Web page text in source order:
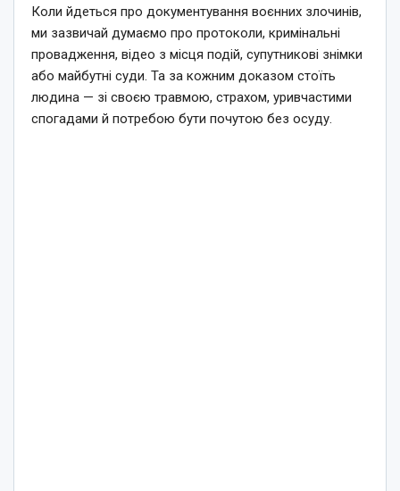
Коли йдеться про документування воєнних злочинів,
ми зазвичай думаємо про протоколи, кримінальні
провадження, відео з місця подій, супутникові знімки
або майбутні суди. Та за кожним доказом стоїть
людина — зі своєю травмою, страхом, уривчастими
спогадами й потребою бути почутою без осуду.